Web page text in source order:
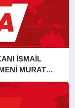
İSMAİL
MURAT